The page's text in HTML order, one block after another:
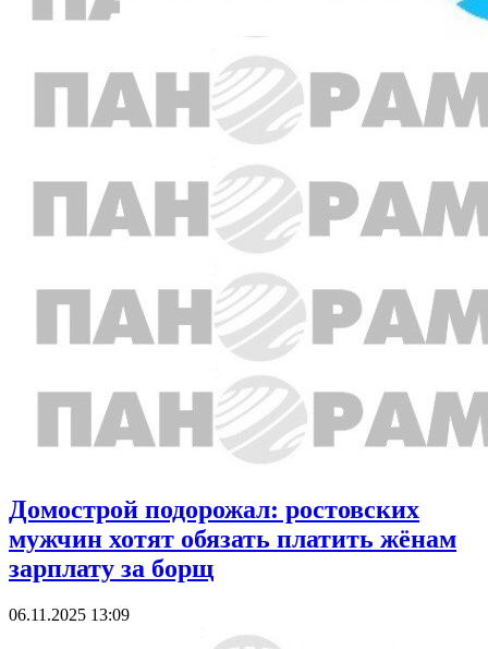
Домострой подорожал: ростовских
мужчин хотят обязать платить жёнам
зарплату за борщ
06.11.2025 13:09